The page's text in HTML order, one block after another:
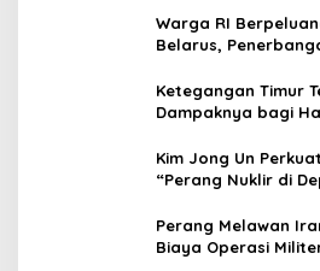
Warga RI
Belarus,
Ketegangan Timur
Dampaknya bagi
Kim Jong Un
“Perang Nuklir di
Perang Melawan
Biaya Operasi